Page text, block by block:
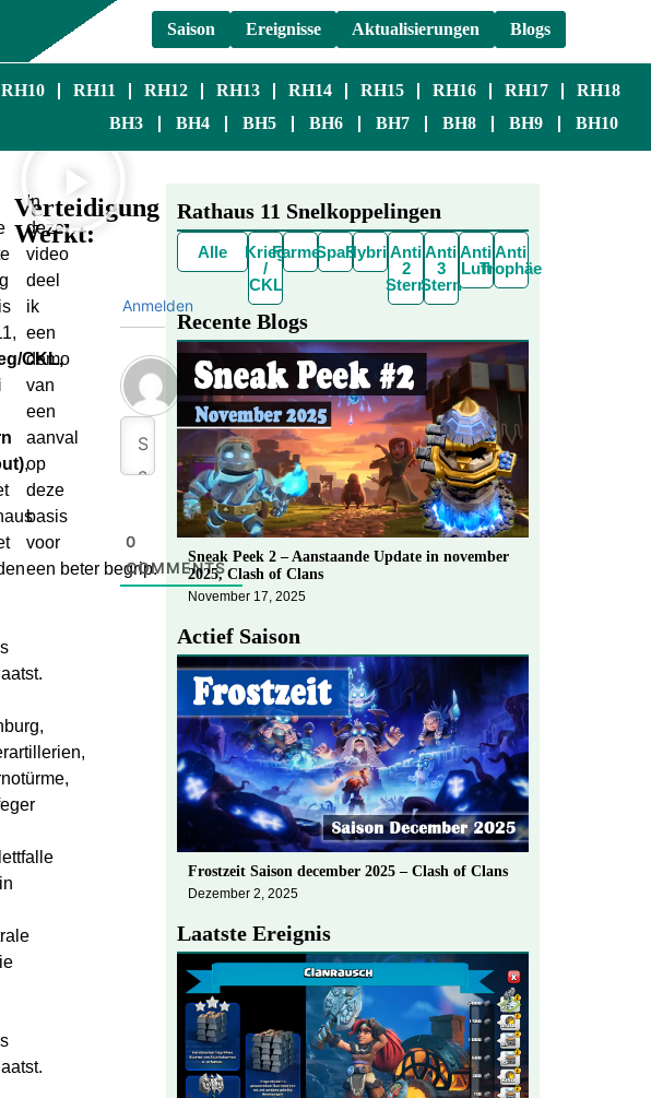
Saison Ereignisse Aktualisierungen Blogs
RH10 RH11 RH12 RH13 RH14 RH15 RH16 RH17
RH18
BH3
BH4 BH5 BH6 BH7 BH8 BH9 BH10
CKL,
,
Verteidigung
Werkt:
In
deze
video
deel
ik
een
demo
van
een
aanval
op
deze
basis
voor
een beter begrip.
Anmelden
0
COMMENTS
Rathaus 11 Snelkoppelingen
Alle
Krieg
/
CKL
FarmenSpaßHybridAnti
2
Stern
Anti
3
Stern
Anti
Luft
Anti
Trophäe
Recente Blogs
Sneak Peek 2 – Aanstaande Update in november
2025, Clash of Clans
November 17, 2025
Actief Saison
Frostzeit Saison december 2025 – Clash of Clans
Dezember 2, 2025
Laatste Ereignis